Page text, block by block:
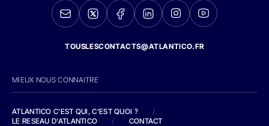
TOUSLESCONTACTS@ATLANTICO.FR
MIEUX NOUS CONNAITRE
ATLANTICO C'EST QUI, C'EST QUOI ?
/
LE RESEAU D'ATLANTICO
/ CONTACT